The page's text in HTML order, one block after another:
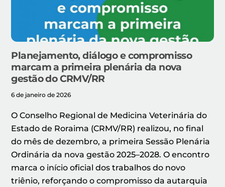
Planejamento, diálogo e compromisso
marcam a primeira plenária da nova
gestão do CRMV/RR
6 de janeiro de 2026
O Conselho Regional de Medicina Veterinária do
Estado de Roraima (CRMV/RR) realizou, no final
do mês de dezembro, a primeira Sessão Plenária
Ordinária da nova gestão 2025–2028. O encontro
marca o início oficial dos trabalhos do novo
triênio, reforçando o compromisso da autarquia